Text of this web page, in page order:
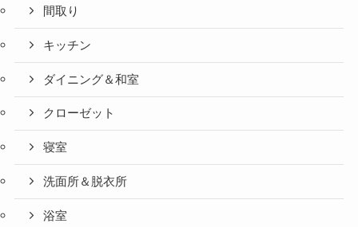
間取り
キッチン
ダイニング＆和室
クローゼット
寝室
洗面所＆脱衣所
浴室